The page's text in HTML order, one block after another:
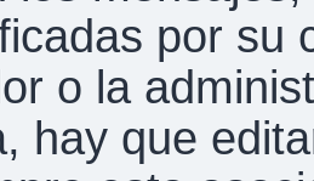
por su
o la
hay que